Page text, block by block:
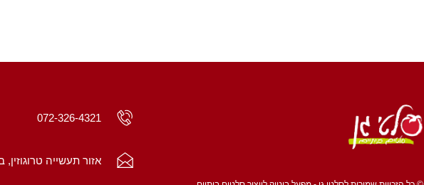
072-326-4321
אזור תעשייה טרוגוזין,